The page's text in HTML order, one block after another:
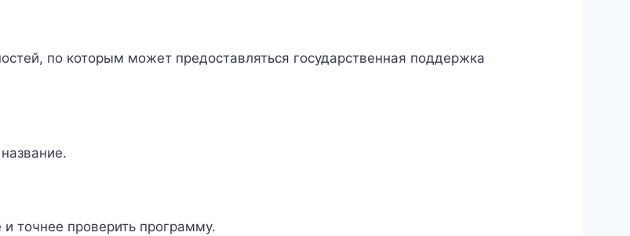
по которым может предоставляться государственная поддержка
точнее проверить программу.